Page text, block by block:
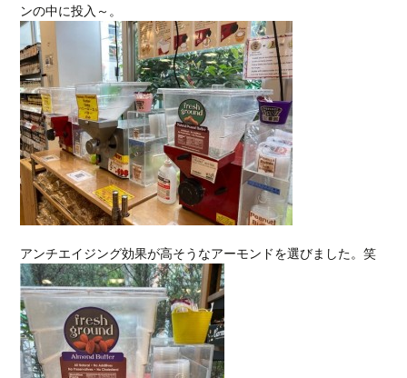
ンの中に投入～。
アンチエイジング効果が高そうなアーモンドを選びました。笑